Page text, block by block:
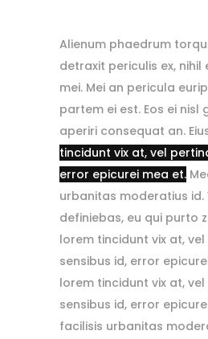
Alienum phaedrum
detraxit periculis ex, nihil
mei. Mei an pericula
partem ei est. Eos ei nisl
aperiri consequat an.
tincidunt vix at, vel
error epicurei mea et.
urbanitas moderatius id.
definiebas, eu qui purto
lorem tincidunt vix at,
sensibus id, error
lorem tincidunt vix at,
sensibus id, error
facilisis urbanitas